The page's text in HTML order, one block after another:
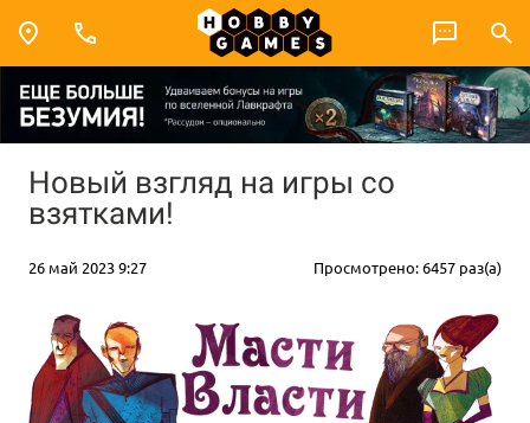
Новый взгляд на игры со
взятками!
26 май 2023 9:27 Просмотрено: 6457 раз(а)